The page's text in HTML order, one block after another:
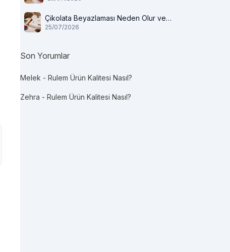
Çikolata Beyazlaması Neden Olur ve
Tüketilir mi?
25/07/2026
Son Yorumlar
Melek - Rulem Ürün Kalitesi Nasıl?
Zehra - Rulem Ürün Kalitesi Nasıl?